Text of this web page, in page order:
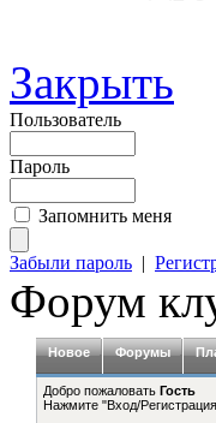
Закрыть
Пользователь
Пароль
Запомнить меня
Забыли пароль |
Форум
Новое Форумы
Добро пожаловать Гость
Нажмите "Вход/